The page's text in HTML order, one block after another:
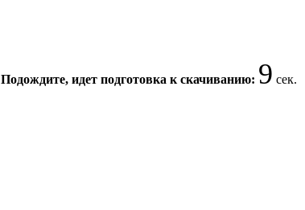
Подождите, идет подготовка к скачиванию: 8 сек.